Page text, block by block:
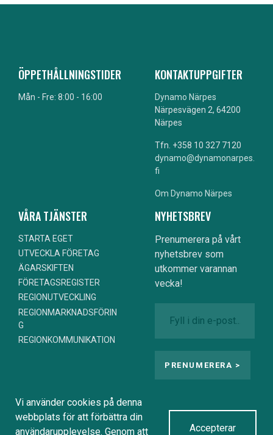
ÖPPETHÅLLNINGSTIDER
Mån - Fre: 8:00 - 16:00
KONTAKTUPPGIFTER
Dynamo Närpes
Närpesvägen 2, 64200
Närpes
Tfn. +358 10 327 7120
dynamo@dynamonarpes.
fi
Om Dynamo Närpes
VÅRA TJÄNSTER
STARTA EGET
UTVECKLA FÖRETAG
ÄGARSKIFTEN
FÖRETAGSREGISTER
REGIONUTVECKLING
REGIONMARKNADSFÖRIN
G
REGIONKOMMUNIKATION
NYHETSBREV
Prenumerera på vårt
nyhetsbrev som
utkommer varannan
vecka!
Vi använder cookies på denna
webbplats för att förbättra din
användarupplevelse. Genom att
Accepterar